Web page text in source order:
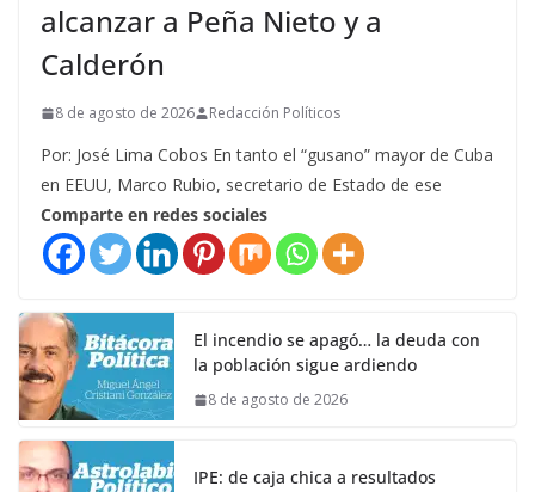
alcanzar a Peña Nieto y a
Calderón
8 de agosto de 2026 Redacción Políticos
Por: José Lima Cobos En tanto el “gusano” mayor de Cuba
en EEUU, Marco Rubio, secretario de Estado de ese
Comparte en redes sociales
El incendio se apagó… la deuda con
la población sigue ardiendo
8 de agosto de 2026
IPE: de caja chica a resultados